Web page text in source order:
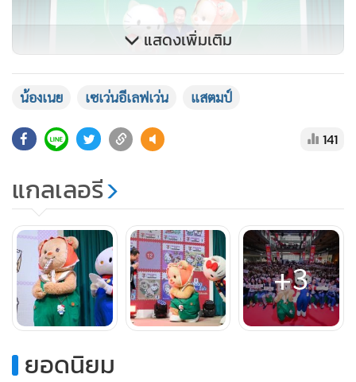
แคมเปญ “เซเว่นฯ แสตมป์ เฮลโล ฮีลใจ เพื่อนใหม่สุดจึ้ง ตัวตึง
เอเชีย” ไม่ว่าจะเป็น
• สะสมง่าย ทั้งดวงแสตมป์ และ M-Stamp บน 7App ใช้ง่าย เช็ก
สะดวก ไม่ต้องพก
• ของพรีเมียม Limited Edition คอลเลกชันสุดคิวต์ “เฮลโล คิตตี้
x บัตเตอร์แบร์” ไม่ว่าจะเป็นพวงกุญแจ กระเป๋า แก้วมัค เซต
กล่องสูญญากาศ โต๊ะพับ และอีกมากมาย ทุกชิ้นออกแบบให้ใช้
งานได้จริงและน่าสะสม
แสดงเพิ่มเติม
น้องเนย เซเว่นอีเลฟเว่น แสตมป์
141
แกลเลอรี
+3
ยอดนิยม